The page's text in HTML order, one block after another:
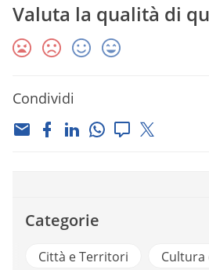
Valuta la qualità di
Condividi
Categorie
Città e Territori Cultura